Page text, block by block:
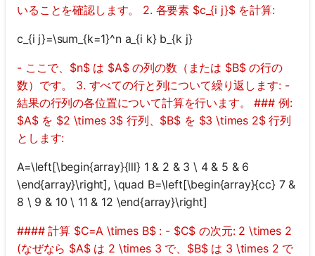
いることを確認します。 2. 各要素 $c_{i j}$ を計算:
c_{i j}=\sum_{k=1}^n a_{i k} b_{k j}
- ここで、$n$ は $A$ の列の数（または $B$ の行の
数）です。 3. すべての行と列について繰り返します: -
結果の行列の各位置について計算を行います。 ### 例:
$A$ を $2 \times 3$ 行列、$B$ を $3 \times 2$ 行列
とします:
A=\left[\begin{array}{lll} 1 & 2 & 3 \ 4 & 5 & 6
\end{array}\right], \quad B=\left[\begin{array}{cc} 7 &
8 \ 9 & 10 \ 11 & 12 \end{array}\right]
#### 計算 $C=A \times B$ : - $C$ の次元: 2 \times 2
(なぜなら $A$ は 2 \times 3 で、$B$ は 3 \times 2 で